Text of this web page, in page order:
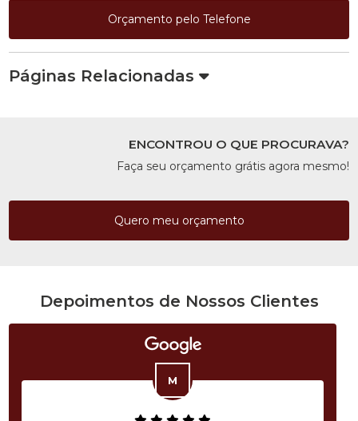
Orçamento pelo Telefone
Páginas Relacionadas
ENCONTROU O QUE PROCURAVA?
Faça seu orçamento grátis agora mesmo!
Quero meu orçamento
Depoimentos de Nossos Clientes